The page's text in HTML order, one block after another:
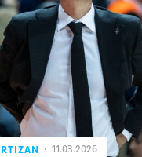
11.03.2026